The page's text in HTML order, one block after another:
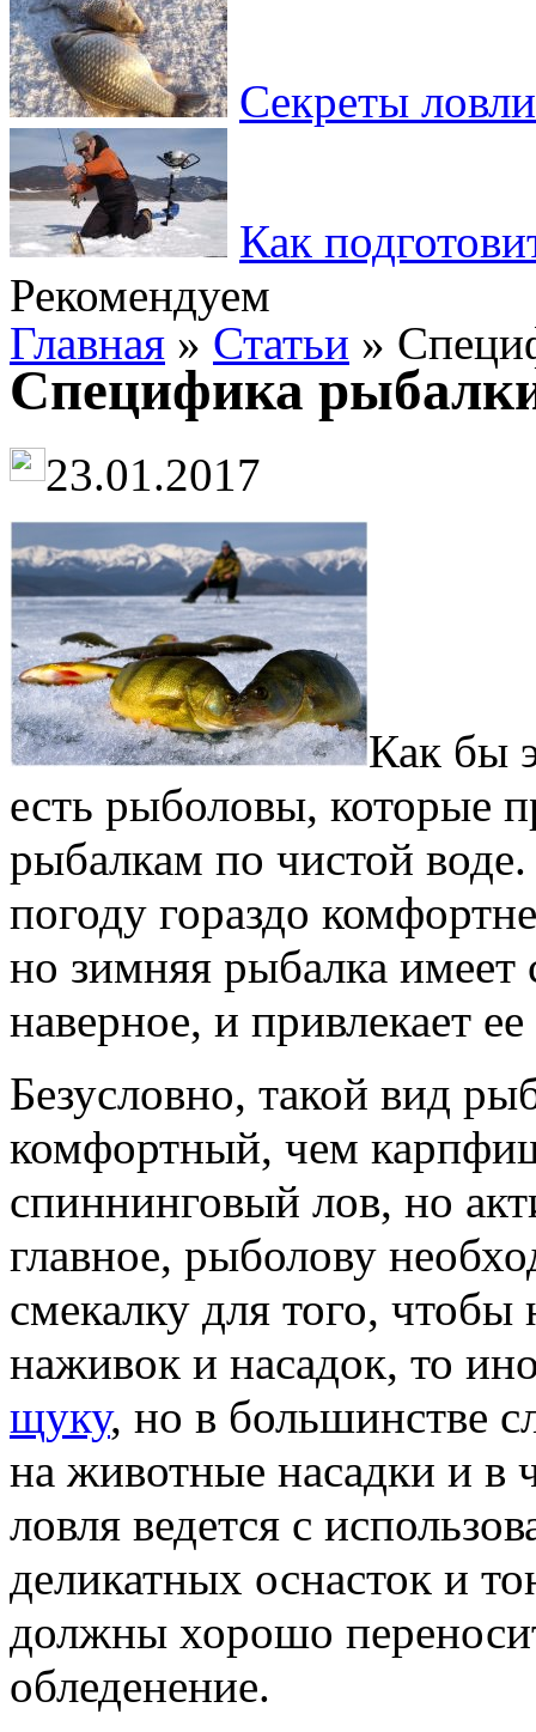
Секреты
Как
Рекомендуем
Главная » Статьи »
Специфика
23.01.2017
Как бы
есть рыболовы, которые
рыбалкам по чистой
погоду гораздо
но зимняя рыбалка имеет
наверное, и привлекает
Безусловно, такой вид
комфортный, чем
спиннинговый лов, но
главное, рыболову
смекалку для того,
наживок и насадок, то
щуку, но в большинстве
на животные насадки и в
ловля ведется с
деликатных оснасток и
должны хорошо
обледенение.